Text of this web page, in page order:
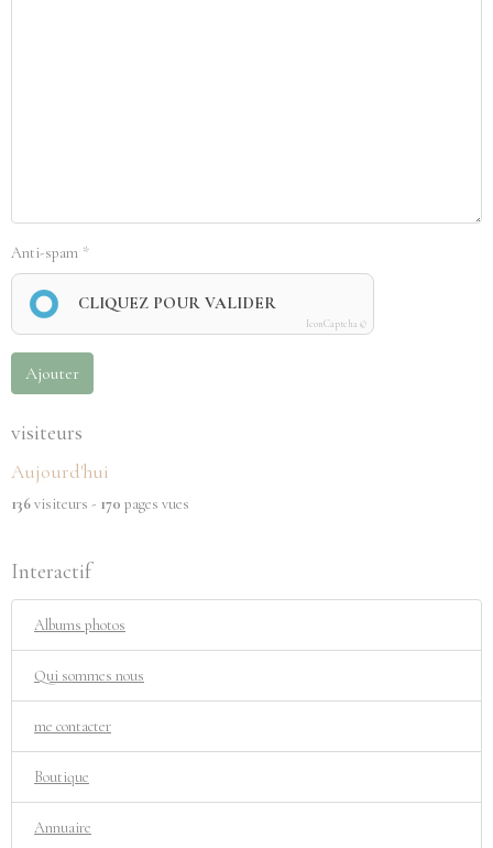
Anti-spam
CLIQUEZ POUR VALIDER
IconCaptcha ©
Ajouter
visiteurs
Aujourd'hui
136visiteurs - 170 pages vues
Interactif
Albums photos
Qui sommes nous
me contacter
Boutique
Annuaire